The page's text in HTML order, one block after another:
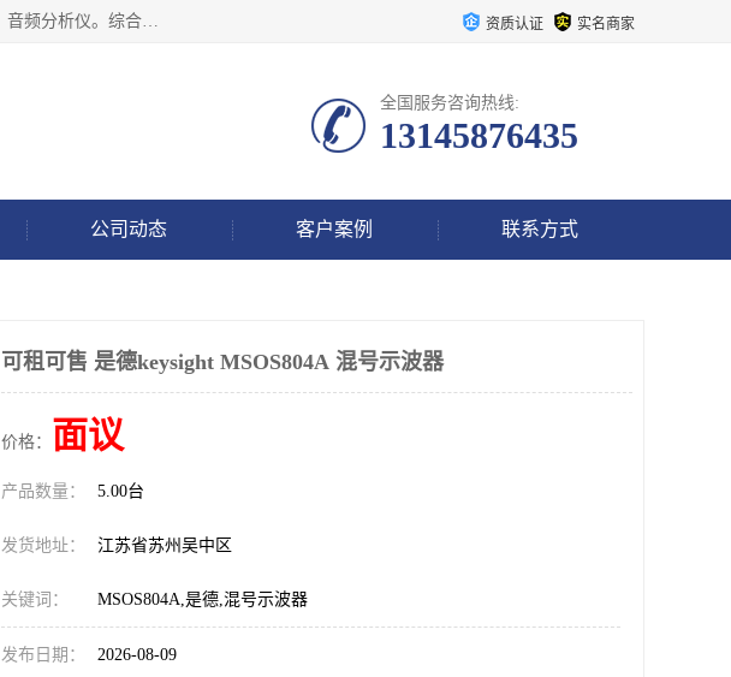
深圳市捷威信电子仪器有限公司主营产品：频谱分析仪.信号发生器.网络分析仪.音频分析仪，示波器，电源，音频分析仪。综合测试仪。蓝牙测试仪等 资质认证 实名商家
全国服务咨询热线:
13145876435
公司动态 客户案例 联系方式
可租可售 是德keysight MSOS804A 混号示波器
价格： 面议
产品数量： 5.00台
发货地址： 江苏省苏州吴中区
关键词： MSOS804A,是德,混号示波器
发布日期： 2026-08-09